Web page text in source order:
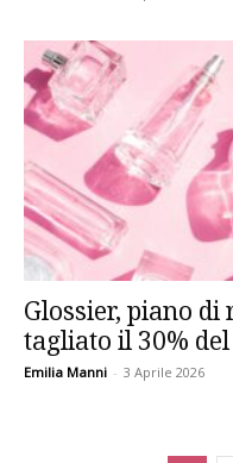
Glossier, piano
tagliato il 30%
Emilia Manni - 3 Aprile 2026